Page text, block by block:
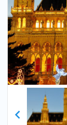
Previous